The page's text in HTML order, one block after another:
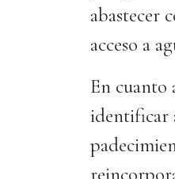
abastecer
acceso a
En cuanto
identificar